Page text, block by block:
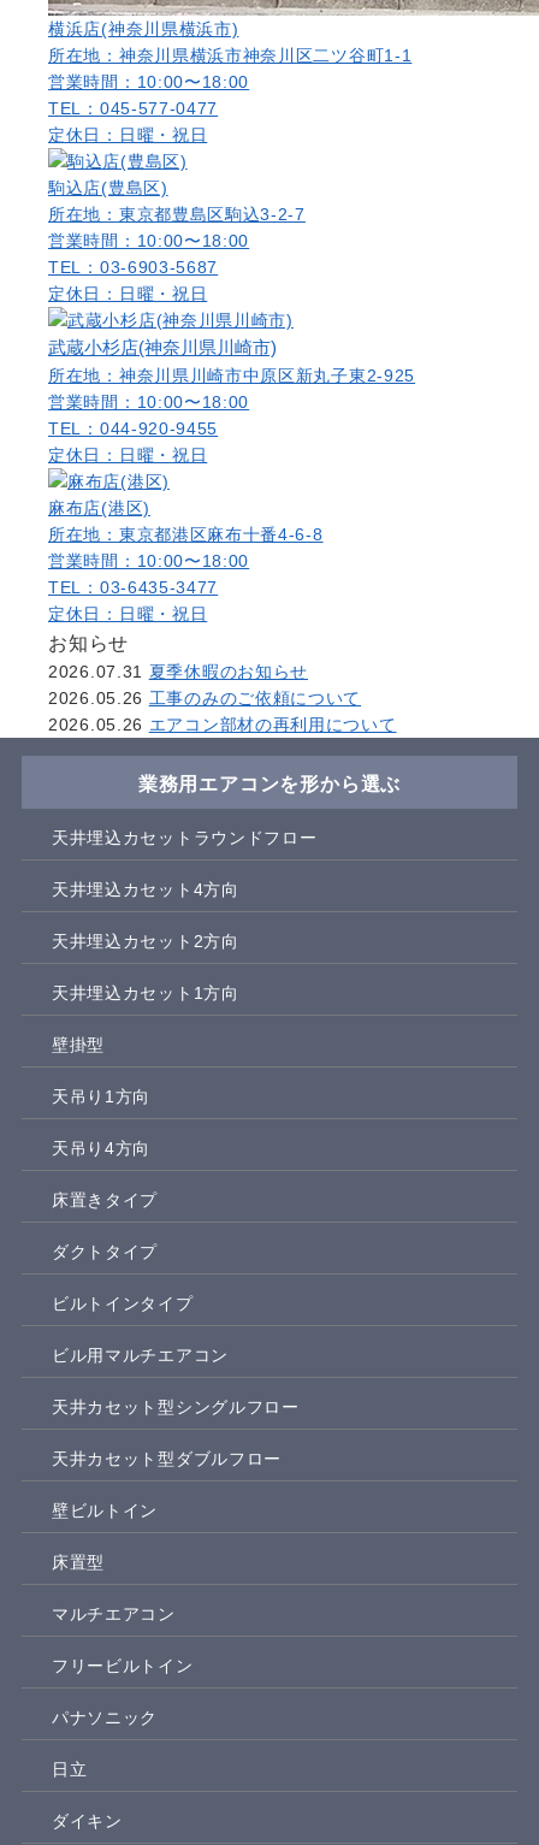
横浜店(神奈川県横浜市)
所在地：神奈川県横浜市神奈川区二ツ谷町1-1
営業時間：10:00〜18:00
TEL：045-577-0477
定休日：日曜・祝日
駒込店(豊島区)
所在地：東京都豊島区駒込3-2-7
営業時間：10:00〜18:00
TEL：03-6903-5687
定休日：日曜・祝日
武蔵小杉店(神奈川県川崎市)
所在地：神奈川県川崎市中原区新丸子東2-925
営業時間：10:00〜18:00
TEL：044-920-9455
定休日：日曜・祝日
麻布店(港区)
所在地：東京都港区麻布十番4-6-8
営業時間：10:00〜18:00
TEL：03-6435-3477
定休日：日曜・祝日
お知らせ
2026.07.31
夏季休暇のお知らせ
2026.05.26 工事のみのご依頼について
2026.05.26 エアコン部材の再利用について
業務用エアコンを形から選ぶ
天井埋込カセットラウンドフロー
天井埋込カセット4方向
天井埋込カセット2方向
天井埋込カセット1方向
壁掛型
天吊り1方向
天吊り4方向
床置きタイプ
ダクトタイプ
ビルトインタイプ
ビル用マルチエアコン
天井カセット型シングルフロー
天井カセット型ダブルフロー
壁ビルトイン
床置型
マルチエアコン
フリービルトイン
パナソニック
日立
ダイキン